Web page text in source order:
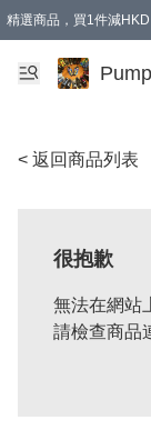
精選商品，買1件減
AAPE商品,會員專享9
精選商品，任選買2件
購物滿 HKD 800.00即
< 返回商品列表
很抱歉
無法在網站
請檢查商品